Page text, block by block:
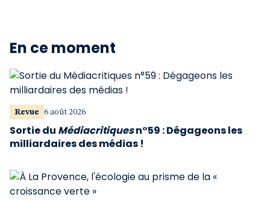
En ce moment
Revue 6 août 2026
Sortie du Médiacritiquesn°59 : Dégageons les
milliardaires des médias !